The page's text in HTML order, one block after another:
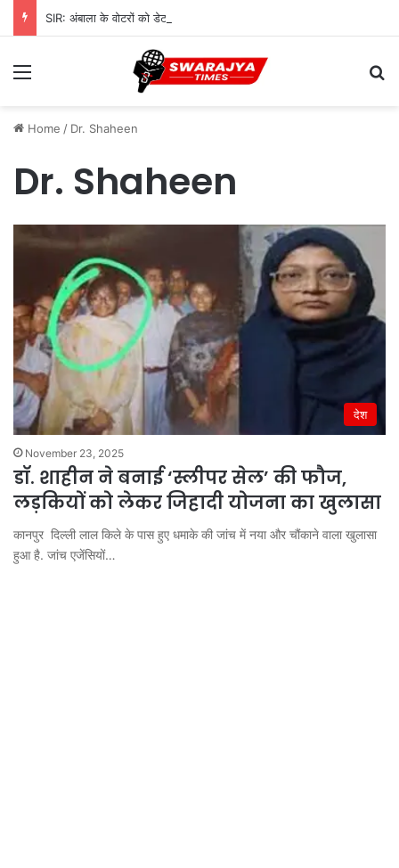
Menu
Home / Dr. Shaheen
Dr. Shaheen
देश
November 23, 2025
डॉ. शाहीन ने बनाई ‘स्लीपर सेल’ की फौज,
लड़कियों को लेकर जिहादी योजना का खुलासा
कानपुर दिल्ली लाल किले के पास हुए धमाके की जांच में नया और चौंकाने वाला खुलासा
हुआ है. जांच एजेंसियों…